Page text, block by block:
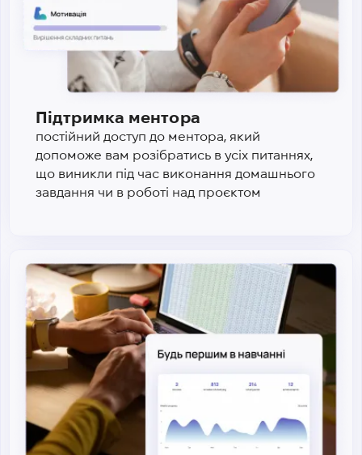
Підтримка ментора
постійний доступ до ментора, який
допоможе вам розібратись в усіх питаннях,
що виникли під час виконання домашнього
завдання чи в роботі над проєктом